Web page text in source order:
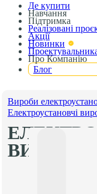
Де купити
Навчання
Підтримка
Реалізовані
Акції
Новинки
Про Компанію
Блог
Вироби
Електроустановчі
ВИРОБИ